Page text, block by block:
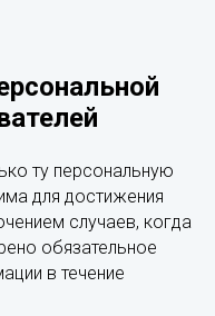
ту персональную
для достижения
случаев, когда
обязательное
в течение